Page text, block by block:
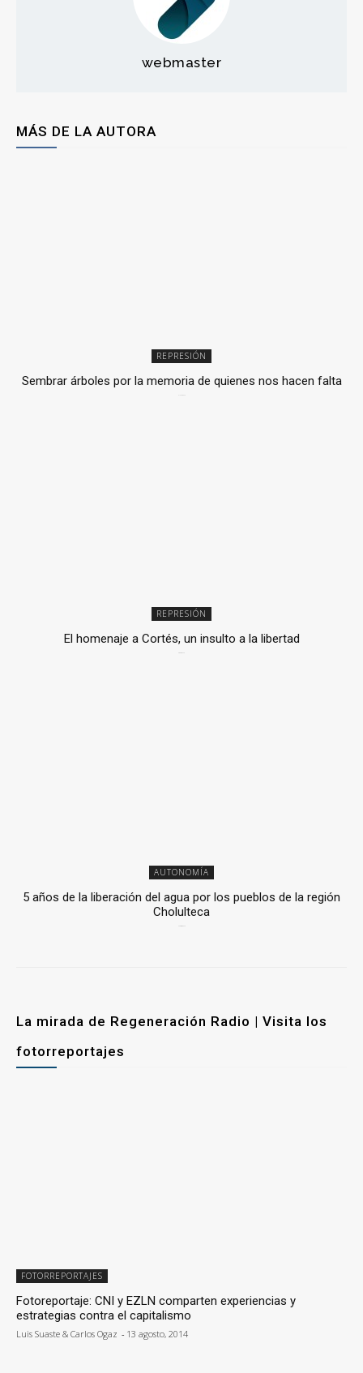
webmaster
MÁS DE LA AUTORA
REPRESIÓN
Sembrar árboles por la memoria de quienes nos hacen falta
REPRESIÓN
El homenaje a Cortés, un insulto a la libertad
AUTONOMÍA
5 años de la liberación del agua por los pueblos de la región
Cholulteca
La mirada de Regeneración Radio | Visita los
fotorreportajes
FOTORREPORTAJES
Fotoreportaje: CNI y EZLN comparten experiencias y
estrategias contra el capitalismo
Luis Suaste & Carlos Ogaz - 13 agosto, 2014